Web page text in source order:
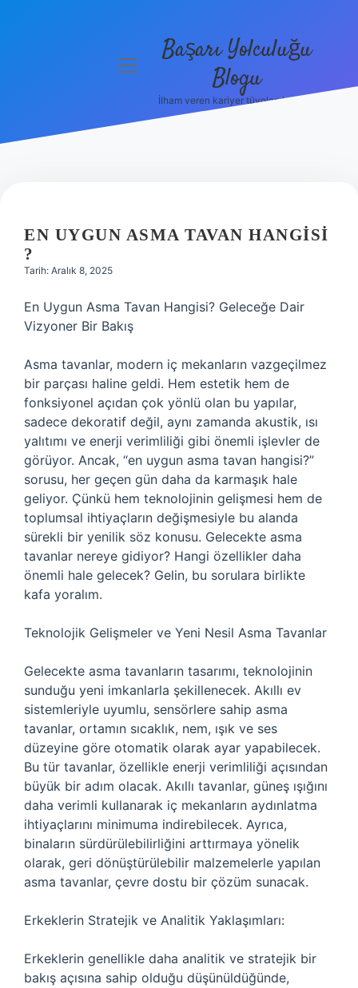
Hakkımızda
menüyüBaşarı Yolculuğu
Blogu
İlham veren kariyer tüyoları burada!
EN UYGUN ASMA TAVAN HANGISI
?
Tarih: Aralık 8, 2025
En Uygun Asma Tavan Hangisi? Geleceğe Dair
Vizyoner Bir Bakış
Asma tavanlar, modern iç mekanların vazgeçilmez
bir parçası haline geldi. Hem estetik hem de
fonksiyonel açıdan çok yönlü olan bu yapılar,
sadece dekoratif değil, aynı zamanda akustik, ısı
yalıtımı ve enerji verimliliği gibi önemli işlevler de
görüyor. Ancak, “en uygun asma tavan hangisi?”
sorusu, her geçen gün daha da karmaşık hale
geliyor. Çünkü hem teknolojinin gelişmesi hem de
toplumsal ihtiyaçların değişmesiyle bu alanda
sürekli bir yenilik söz konusu. Gelecekte asma
tavanlar nereye gidiyor? Hangi özellikler daha
önemli hale gelecek? Gelin, bu sorulara birlikte
kafa yoralım.
Teknolojik Gelişmeler ve Yeni Nesil Asma Tavanlar
Gelecekte asma tavanların tasarımı, teknolojinin
sunduğu yeni imkanlarla şekillenecek. Akıllı ev
sistemleriyle uyumlu, sensörlere sahip asma
tavanlar, ortamın sıcaklık, nem, ışık ve ses
düzeyine göre otomatik olarak ayar yapabilecek.
Bu tür tavanlar, özellikle enerji verimliliği açısından
büyük bir adım olacak. Akıllı tavanlar, güneş ışığını
daha verimli kullanarak iç mekanların aydınlatma
ihtiyaçlarını minimuma indirebilecek. Ayrıca,
binaların sürdürülebilirliğini arttırmaya yönelik
olarak, geri dönüştürülebilir malzemelerle yapılan
asma tavanlar, çevre dostu bir çözüm sunacak.
Erkeklerin Stratejik ve Analitik Yaklaşımları:
Erkeklerin genellikle daha analitik ve stratejik bir
bakış açısına sahip olduğu düşünüldüğünde,